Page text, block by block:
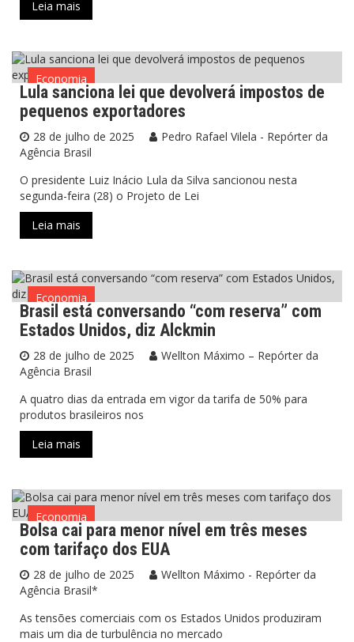
Leia mais
Economia
Lula sanciona lei que devolverá impostos de
pequenos exportadores
28 de julho de 2025
Pedro Rafael Vilela - Repórter da
Agência Brasil
O presidente Luiz Inácio Lula da Silva sancionou nesta
segunda-feira (28) o Projeto de Lei
Leia mais
Economia
Brasil está conversando “com reserva” com
Estados Unidos, diz Alckmin
28 de julho de 2025
Wellton Máximo – Repórter da
Agência Brasil
A quatro dias da entrada em vigor da tarifa de 50% para
produtos brasileiros nos
Leia mais
Economia
Bolsa cai para menor nível em três meses
com tarifaço dos EUA
28 de julho de 2025
Wellton Máximo - Repórter da
Agência Brasil*
As tensões comerciais com os Estados Unidos produziram
mais um dia de turbulência no mercado